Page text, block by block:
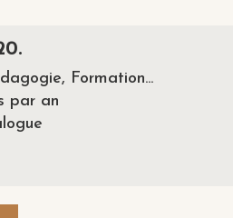
Formation...
par an